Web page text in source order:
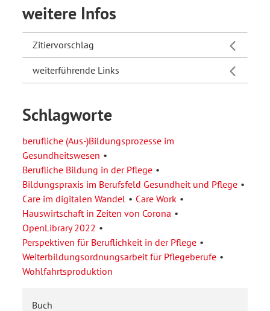
weitere Infos
Zitiervorschlag
weiterführende Links
Schlagworte
berufliche (Aus-)Bildungsprozesse im
Gesundheitswesen
Berufliche Bildung in der Pflege
Bildungspraxis im Berufsfeld Gesundheit und Pflege
Care im digitalen Wandel
Care Work
Hauswirtschaft in Zeiten von Corona
OpenLibrary 2022
Perspektiven für Beruflichkeit in der Pflege
Weiterbildungsordnungsarbeit für Pflegeberufe
Wohlfahrtsproduktion
Buch